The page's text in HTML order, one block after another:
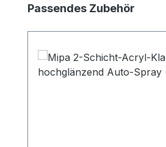
Produktgalerie überspringen
Passendes Zubehör